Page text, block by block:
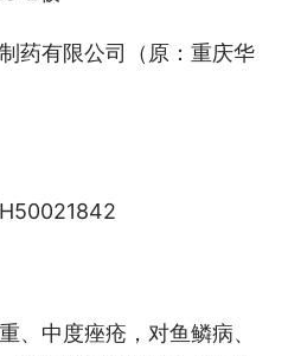
药有限公司（原：重庆华
、中度痤疮，对鱼鳞病、